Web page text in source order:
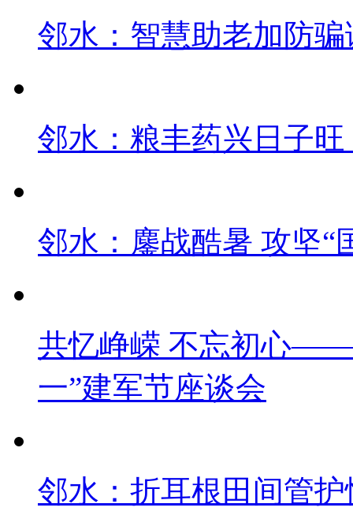
邻水：智慧助老加防
邻水：粮丰药兴日子
邻水：鏖战酷暑 攻坚“
共忆峥嵘 不忘初心——
一”建军节座谈会
邻水：折耳根田间管